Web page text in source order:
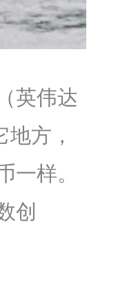
英伟达
方，
一样。
创